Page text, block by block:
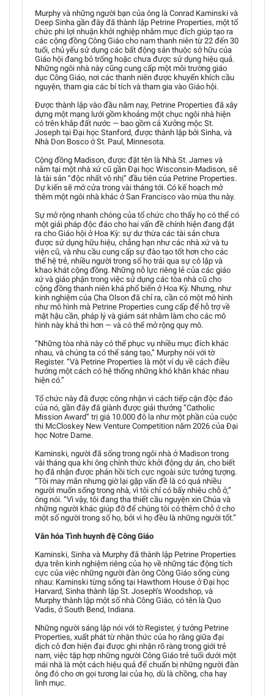
Murphy và những người bạn của ông là Conrad Kaminski và
Deep Sinha gần đây đã thành lập Petrine Properties, một tổ
chức phi lợi nhuận khởi nghiệp nhằm mục đích giúp tạo ra
các cộng đồng Công Giáo cho nam thanh niên từ 22 đến 30
tuổi, chủ yếu sử dụng các bất động sản thuộc sở hữu của
Giáo hội đang bỏ trống hoặc chưa được sử dụng hiệu quả.
Những ngôi nhà này cũng cung cấp một môi trường giáo
dục Công Giáo, nơi các thanh niên được khuyến khích cầu
nguyện, tham gia các bí tích và tham gia vào Giáo hội.
Được thành lập vào đầu năm nay, Petrine Properties đã xây
dựng một mạng lưới gồm khoảng một chục ngôi nhà hiện
có trên khắp đất nước — bao gồm cả Xưởng mộc St.
Joseph tại Đại học Stanford, được thành lập bởi Sinha, và
Nhà Don Bosco ở St. Paul, Minnesota.
Cộng đồng Madison, được đặt tên là Nhà St. James và
nằm tại một nhà xứ cũ gần Đại học Wisconsin-Madison, sẽ
là tài sản “độc nhất vô nhị” đầu tiên của Petrine Properties.
Dự kiến sẽ mở cửa trong vài tháng tới. Có kế hoạch mở
thêm một ngôi nhà khác ở San Francisco vào mùa thu này.
Sự mở rộng nhanh chóng của tổ chức cho thấy họ có thể có
một giải pháp độc đáo cho hai vấn đề chính hiện đang đặt
ra cho Giáo hội ở Hoa Kỳ: sự dư thừa các tài sản chưa
được sử dụng hữu hiệu, chẳng hạn như các nhà xứ và tu
viện cũ, và nhu cầu cung cấp sự đào tạo tốt hơn cho các
thế hệ trẻ, nhiều người trong số họ trải qua sự cô lập và
khao khát cộng đồng. Những nỗ lực riêng lẻ của các giáo
xứ và giáo phận trong việc sử dụng các tòa nhà cũ cho
cộng đồng thanh niên khá phổ biến ở Hoa Kỳ. Nhưng, như
kinh nghiệm của Cha Olson đã chỉ ra, cần có một mô hình
như mô hình mà Petrine Properties cung cấp để hỗ trợ về
mặt hậu cần, pháp lý và giám sát nhằm làm cho các mô
hình này khả thi hơn — và có thể mở rộng quy mô.
“Những tòa nhà này có thể phục vụ nhiều mục đích khác
nhau, và chúng ta có thể sáng tạo,” Murphy nói với tờ
Register. “Và Petrine Properties là một ví dụ về cách điều
hướng một cách có hệ thống những khó khăn khác nhau
hiện có.”
Tổ chức này đã được công nhận vì cách tiếp cận độc đáo
của nó, gần đây đã giành được giải thưởng “Catholic
Mission Award” trị giá 10.000 đô la như một phần của cuộc
thi McCloskey New Venture Competition năm 2026 của Đại
học Notre Dame.
Kaminski, người đã sống trong ngôi nhà ở Madison trong
vài tháng qua khi ông chính thức khởi động dự án, cho biết
họ đã nhận được phản hồi tích cực ngoài sức tưởng tượng.
“Tôi may mắn nhưng giờ lại gặp vấn đề là có quá nhiều
người muốn sống trong nhà, vì tôi chỉ có bấy nhiêu chỗ ở,”
ông nói. “Vì vậy, tôi đang tha thiết cầu nguyện xin Chúa và
những người khác giúp đỡ để chúng tôi có thêm chỗ ở cho
một số người trong số họ, bởi vì họ đều là những người tốt.”
Văn hóa Tình huynh đệ Công Giáo
Kaminski, Sinha và Murphy đã thành lập Petrine Properties
dựa trên kinh nghiệm riêng của họ về những tác động tích
cực của việc những người đàn ông Công Giáo sống cùng
nhau: Kaminski từng sống tại Hawthorn House ở Đại học
Harvard, Sinha thành lập St. Joseph’s Woodshop, và
Murphy thành lập một số nhà Công Giáo, có tên là Quo
Vadis, ở South Bend, Indiana.
Những người sáng lập nói với tờ Register, ý tưởng Petrine
Properties, xuất phát từ nhận thức của họ rằng giữa đại
dịch cô đơn hiện đại được ghi nhận rõ ràng trong giới trẻ
nam, việc tập hợp những người Công Giáo trẻ tuổi dưới một
mái nhà là một cách hiệu quả để chuẩn bị những người đàn
ông đó cho ơn gọi tương lai của họ, dù là chồng, cha hay
linh mục.